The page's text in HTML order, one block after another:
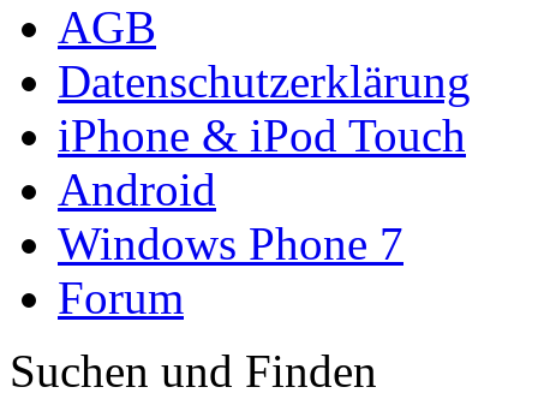
AGB
Datenschutzerklärung
iPhone & iPod Touch
Android
Windows Phone 7
Forum
Suchen und Finden